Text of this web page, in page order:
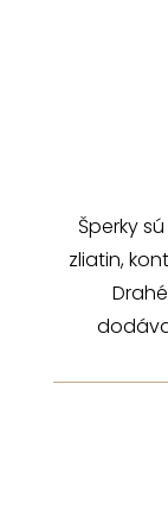
Šperky
zliatin,